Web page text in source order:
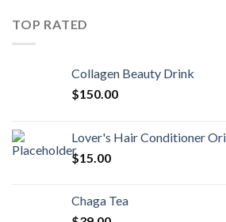
TOP RATED
Collagen Beauty Drink
$150.00
Lover's Hair Conditioner
$15.00
Chaga Tea